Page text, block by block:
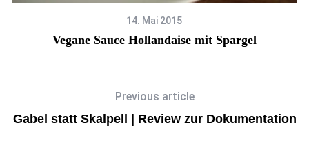
14. Mai 2015
Vegane Sauce Hollandaise mit Spargel
Previous article
Gabel statt Skalpell | Review zur Dokumentation